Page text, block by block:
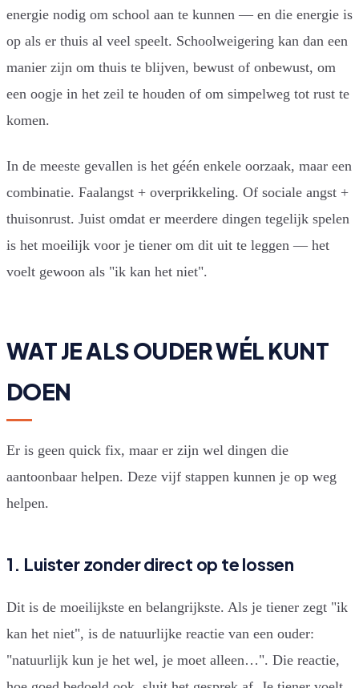
energie nodig om school aan te kunnen — en die energie is
op als er thuis al veel speelt. Schoolweigering kan dan een
manier zijn om thuis te blijven, bewust of onbewust, om
een oogje in het zeil te houden of om simpelweg tot rust te
komen.
In de meeste gevallen is het géén enkele oorzaak, maar een
combinatie. Faalangst + overprikkeling. Of sociale angst +
thuisonrust. Juist omdat er meerdere dingen tegelijk spelen
is het moeilijk voor je tiener om dit uit te leggen — het
voelt gewoon als "ik kan het niet".
WAT JE ALS OUDER WÉL KUNT
DOEN
Er is geen quick fix, maar er zijn wel dingen die
aantoonbaar helpen. Deze vijf stappen kunnen je op weg
helpen.
1. Luister zonder direct op te lossen
Dit is de moeilijkste en belangrijkste. Als je tiener zegt "ik
kan het niet", is de natuurlijke reactie van een ouder:
"natuurlijk kun je het wel, je moet alleen…". Die reactie,